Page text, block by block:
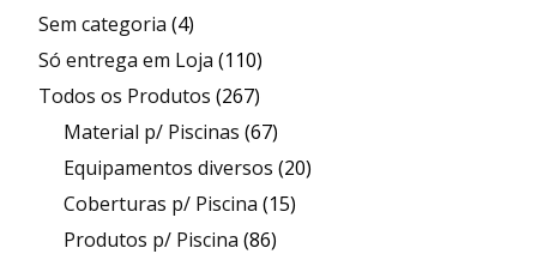
Sem categoria 44
produtos
Só entrega em Loja 110110
produtos
Todos os Produtos 267267
produtos
Material p/ Piscinas 6767
produtos
Equipamentos diversos 2020
Coberturas p/ Piscina 1515
Produtos p/ Piscina 8686